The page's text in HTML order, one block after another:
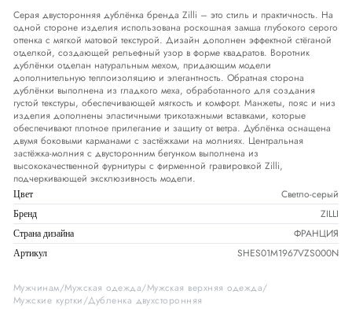
Серая двусторонняя дублёнка бренда Zilli – это стиль и практичность. На
одной стороне изделия использована роскошная замша глубокого серого
оттенка с мягкой матовой текстурой. Дизайн дополнен эффектной стёганой
отделкой, создающей рельефный узор в форме квадратов. Воротник
дублёнки отделан натуральным мехом, придающим модели
дополнительную теплоизоляцию и элегантность. Обратная сторона
дублёнки выполнена из гладкого меха, обработанного для создания
густой текстуры, обеспечивающей мягкость и комфорт. Манжеты, пояс и низ
изделия дополнены эластичными трикотажными вставками, которые
обеспечивают плотное прилегание и защиту от ветра. Дублёнка оснащена
двумя боковыми карманами с застёжками на молниях. Центральная
застёжка-молния с двусторонним бегунком выполнена из
высококачественной фурнитуры с фирменной гравировкой Zilli,
подчеркивающей эксклюзивность модели.
Цвет Светло-серый
Бренд ZILLI
Страна дизайна ФРАНЦИЯ
Артикул SHES01M1967VZS000N
Мужчинам Мужская одежда Мужская верхняя одежда
Мужские куртки Дубленка двухсторонняя
Обхват талииСМ 91-94
Обхват бедерСМ 107-110